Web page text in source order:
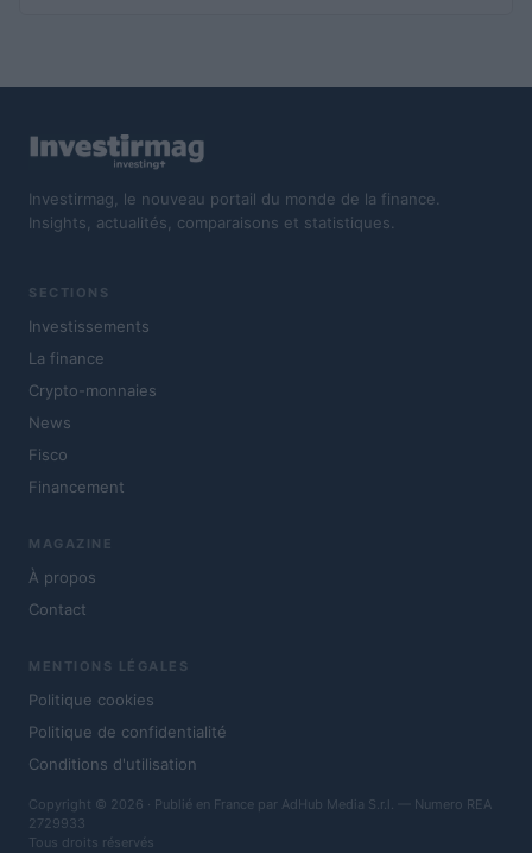
Investirmag, le nouveau portail du monde de la finance.
Insights, actualités, comparaisons et statistiques.
SECTIONS
Investissements
La finance
Crypto-monnaies
News
Fisco
Financement
MAGAZINE
À propos
Contact
MENTIONS LÉGALES
Politique cookies
Politique de confidentialité
Conditions d'utilisation
Copyright © 2026 · Publié en France par AdHub Media S.r.l. — Numero REA
2729933
Tous droits réservés